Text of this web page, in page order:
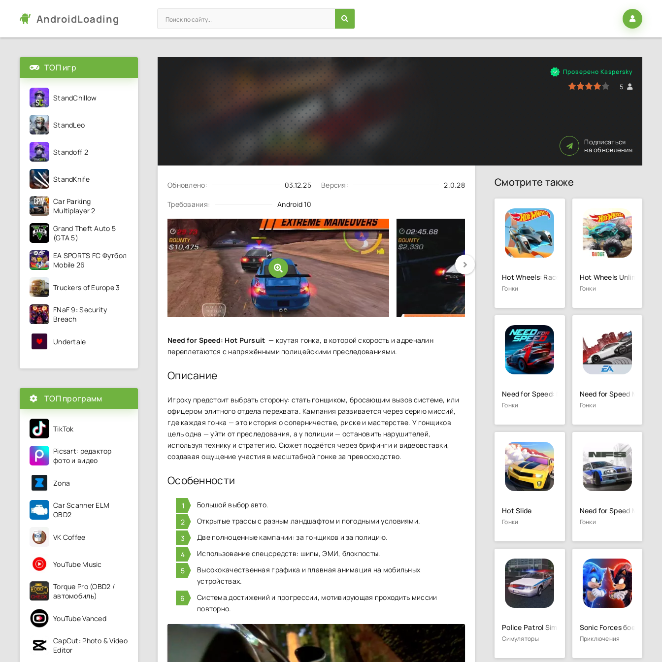
AndroidLoading
Need For Speed Hot Pursuit
Игры / Гонки
2.0.28
Проверено Kaspersky
5
Подписаться
на обновления
Обновлено: 03.12.25 Версия: 2.0.28
Требования: Android 10
Need for Speed: Hot Pursuit — крутая гонка, в которой скорость и адреналин
переплетаются с напряжёнными полицейскими преследованиями.
Описание
Игроку предстоит выбрать сторону: стать гонщиком, бросающим вызов системе, или
офицером элитного отдела перехвата. Кампания развивается через серию миссий,
где каждая гонка — это история о соперничестве, риске и мастерстве. У гонщиков
цель одна — уйти от преследования, а у полиции — остановить нарушителей,
используя технику и стратегию. Сюжет подаётся через брифинги и видеовставки,
создавая ощущение участия в масштабной гонке за превосходство.
Особенности
Большой выбор авто.
Открытые трассы с разным ландшафтом и погодными условиями.
Две полноценные кампании: за гонщиков и за полицию.
Использование спецсредств: шипы, ЭМИ, блокпосты.
Высококачественная графика и плавная анимация на мобильных
устройствах.
Система достижений и прогрессии, мотивирующая проходить миссии
повторно.
Смотрите также
Hot Wheels: Race Off
Гонки
Hot Wheels Unlimited
Гонки
Need for Speed: NL Гонки
Гонки
Need for Speed Most
Гонки
Hot Slide
Гонки
Need for Speed Mobile
Гонки
Police Patrol Simulator
Симуляторы
Sonic Forces боевой &
Приключения
ТОП игр
StandChillow
StandLeo
Standoff 2
StandKnife
Car Parking
Multiplayer 2
Grand Theft Auto 5
(GTA 5)
EA SPORTS FC Футбол
Mobile 26
Truckers of Europe 3
FNaF 9: Security
Breach
Undertale
ТОП программ
TikTok
Picsart: редактор
фото и видео
Zona
Car Scanner ELM
OBD2
VK Coffee
YouTube Music
Torque Pro (OBD2 /
автомобиль)
YouTube Vanced
CapCut: Photo & Video
Editor